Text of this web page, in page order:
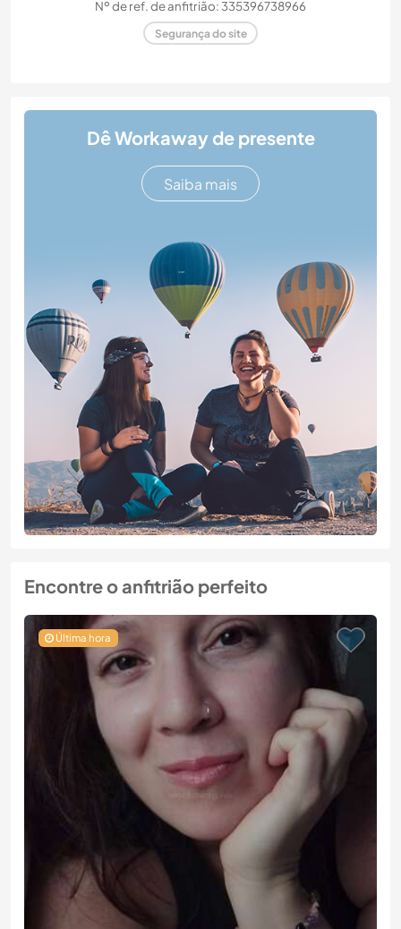
Nº de ref. de anfitrião: 335396738966
Segurança do site
Dê Workaway de presente
Saiba mais
Encontre o anfitrião perfeito
Última hora